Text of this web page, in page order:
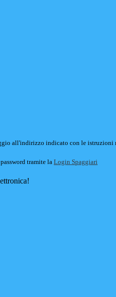
all'indirizzo indicato con le istruzioni
tramite la Login Spaggiari